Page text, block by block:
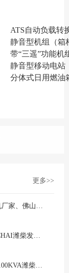
ATS自动负载转
静音型机组（箱
带“三遥”功能机
静音型移动电站
分体式日用燃油
更多>>
佛山发电机、佛山发电机工厂、佛山发电机厂家、佛山静音发电机、发电机
潍柴动力|潍柴发电机|WP4.1D95E201|WEICHAI潍柴发动机
潍柴动力WP4.1D100E200发动机技术参数\100KVA潍柴发电机组